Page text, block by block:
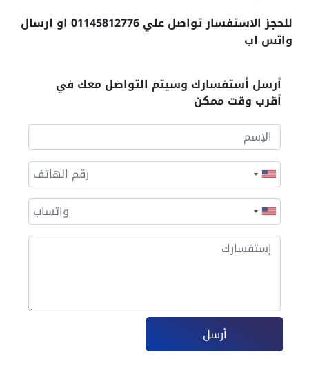
للحجز الاستفسار تواصل علي 01145812776 او ارسال
واتس اب
أرسل أستفسارك وسيتم التواصل معك في
أقرب وقت ممكن
أرسل